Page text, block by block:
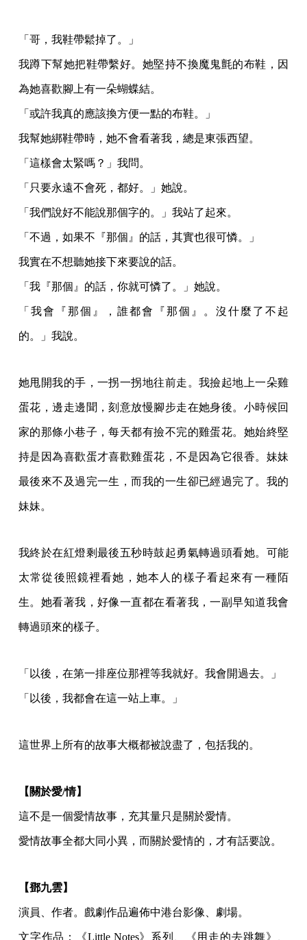
「哥，我鞋帶鬆掉了。」
我蹲下幫她把鞋帶繫好。她堅持不換魔鬼氈的布鞋，因
為她喜歡腳上有一朵蝴蝶結。
「或許我真的應該換方便一點的布鞋。」
我幫她綁鞋帶時，她不會看著我，總是東張西望。
「這樣會太緊嗎？」我問。
「只要永遠不會死，都好。」她說。
「我們說好不能說那個字的。」我站了起來。
「不過，如果不『那個』的話，其實也很可憐。」
我實在不想聽她接下來要說的話。
「我『那個』的話，你就可憐了。」她說。
「我會『那個』，誰都會『那個』。沒什麼了不起
的。」我說。
她甩開我的手，一拐一拐地往前走。我撿起地上一朵雞
蛋花，邊走邊聞，刻意放慢腳步走在她身後。小時候回
家的那條小巷子，每天都有撿不完的雞蛋花。她始終堅
持是因為喜歡蛋才喜歡雞蛋花，不是因為它很香。妹妹
最後來不及過完一生，而我的一生卻已經過完了。我的
妹妹。
我終於在紅燈剩最後五秒時鼓起勇氣轉過頭看她。可能
太常從後照鏡裡看她，她本人的樣子看起來有一種陌
生。她看著我，好像一直都在看著我，一副早知道我會
轉過頭來的樣子。
「以後，在第一排座位那裡等我就好。我會開過去。」
「以後，我都會在這一站上車。」
這世界上所有的故事大概都被說盡了，包括我的。
【關於愛/情】
這不是一個愛情故事，充其量只是關於愛情。
愛情故事全都大同小異，而關於愛情的，才有話要說。
【鄧九雲】
演員、作者。戲劇作品遍佈中港台影像、劇場。
文字作品：《Little Notes》系列、《用走的去跳舞》、